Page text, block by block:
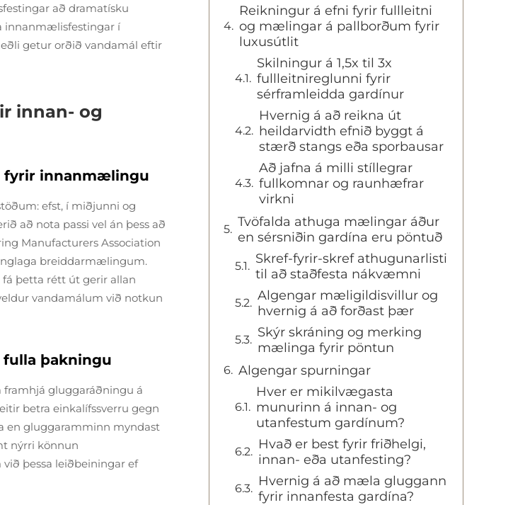
að dramatísku
innanmælisfestingar í
getur orðið vandamál eftir
innan- og
fyrir innanmælingu
efst, í miðjunni og
að nota passi vel án þess að
Manufacturers Association
breiddarmælingum.
þetta rétt út gerir allan
vandamálum við notkun
þakningu
gluggaráðningu á
betra einkalífssverru gegn
en gluggaramminn myndast
nýrri könnun
þessa leiðbeiningar ef
Reikningur á efni fyrir fullleitni
og mælingar á pallborðum fyrir
luxusútlit
Skilningur á 1,5x til 3x
fullleitnireglunni fyrir
sérframleidda gardínur
Hvernig á að reikna út
heildarvidth efnið byggt á
stærð stangs eða sporbausar
Að jafna á milli stíllegrar
fullkomnar og raunhæfrar
virkni
Tvöfalda athuga mælingar áður
en sérsniðin gardína eru pöntuð
Skref-fyrir-skref athugunarlisti
til að staðfesta nákvæmni
Algengar mæligildisvillur og
hvernig á að forðast þær
Skýr skráning og merking
mælinga fyrir pöntun
Algengar spurningar
Hver er mikilvægasta
munurinn á innan- og
utanfestum gardínum?
Hvað er best fyrir friðhelgi,
innan- eða utanfesting?
Hvernig á að mæla gluggann
fyrir innanfesta gardína?